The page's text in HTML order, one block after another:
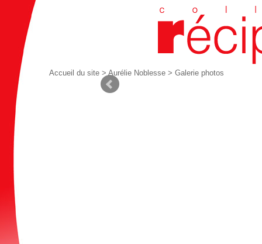
Accueil du site >Aurélie Noblesse> Galerie photos